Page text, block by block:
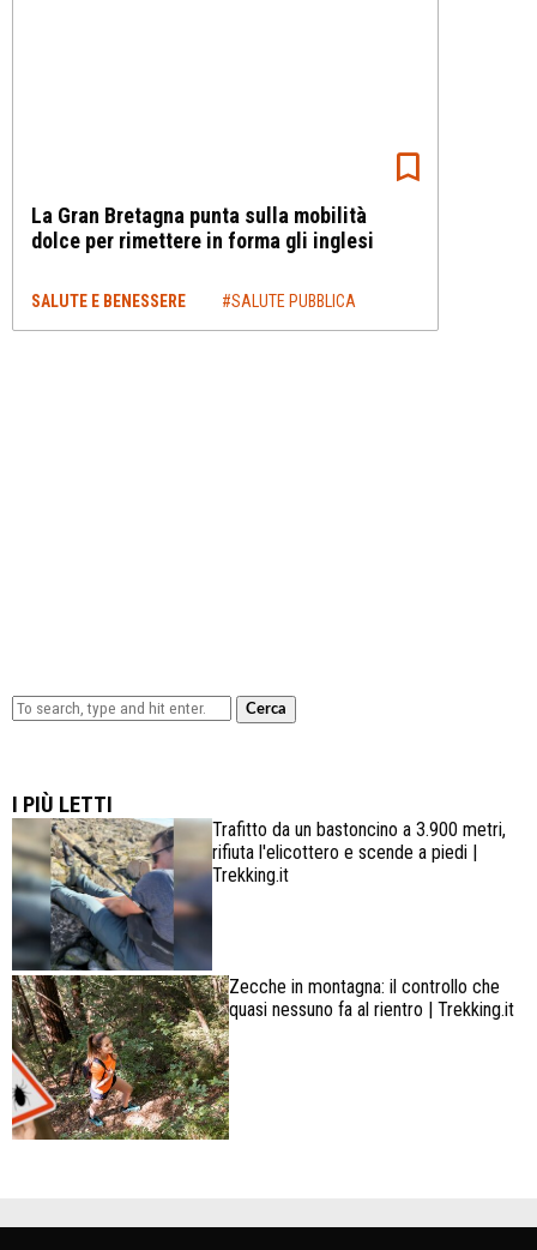
La Gran Bretagna punta sulla mobilità
dolce per rimettere in forma gli inglesi
SALUTE E BENESSERE #SALUTE PUBBLICA
Cerca
I PIÙ LETTI
Trafitto da un bastoncino a 3.900 metri,
rifiuta l'elicottero e scende a piedi |
Trekking.it
Zecche in montagna: il controllo che
quasi nessuno fa al rientro | Trekking.it